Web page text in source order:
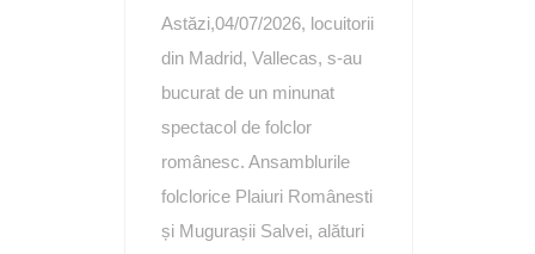
Astăzi,04/07/2026, locuitorii
din Madrid, Vallecas, s-au
bucurat de un minunat
spectacol de folclor
românesc. Ansamblurile
folclorice Plaiuri Românesti
și Mugurașii Salvei, alături